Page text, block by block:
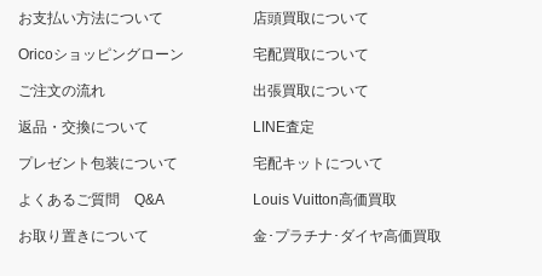
お支払い方法について
Oricoショッピングローン
ご注文の流れ
返品・交換について
プレゼント包装について
よくあるご質問 Q&A
お取り置きについて
店頭買取について
宅配買取について
出張買取について
LINE査定
宅配キットについて
Louis Vuitton高価買取
金･プラチナ･ダイヤ高価買取